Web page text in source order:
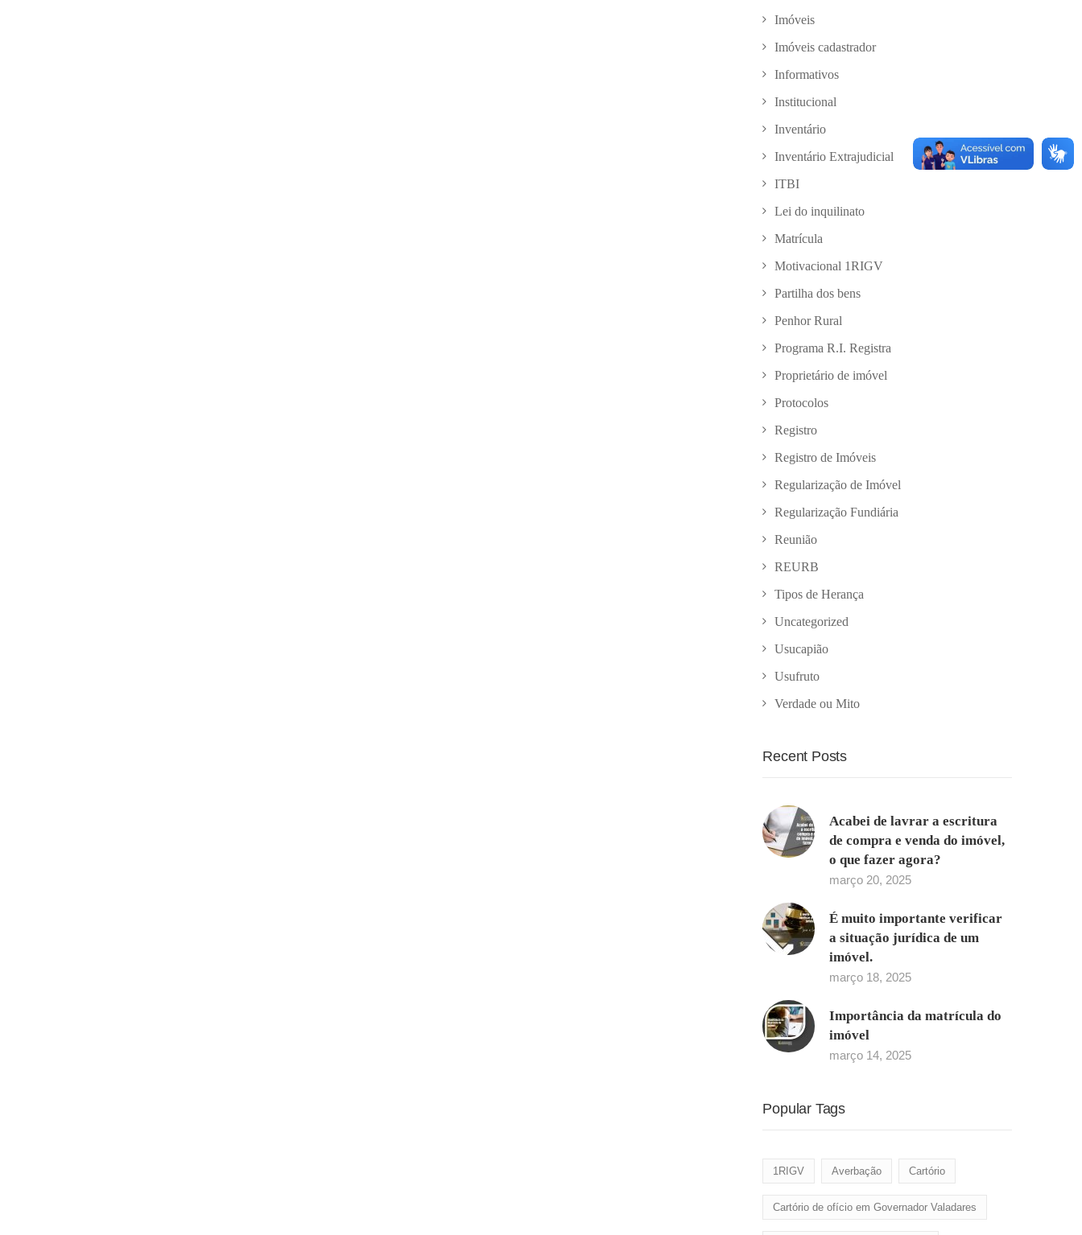
Imóveis
Imóveis cadastrador
Informativos
Institucional
Inventário
Inventário Extrajudicial
ITBI
Lei do inquilinato
Matrícula
Motivacional 1RIGV
Partilha dos bens
Penhor Rural
Programa R.I. Registra
Proprietário de imóvel
Protocolos
Registro
Registro de Imóveis
Regularização de Imóvel
Regularização Fundiária
Reunião
REURB
Tipos de Herança
Uncategorized
Usucapião
Usufruto
Verdade ou Mito
Recent Posts
Acabei de lavrar a escritura
de compra e venda do imóvel,
o que fazer agora?
março 20, 2025
É muito importante verificar
a situação jurídica de um
imóvel.
março 18, 2025
Importância da matrícula do
imóvel
março 14, 2025
Popular Tags
1RIGV Averbação Cartório
Cartório de ofício em Governador Valadares